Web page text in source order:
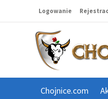
Logowanie
Chojnice.com